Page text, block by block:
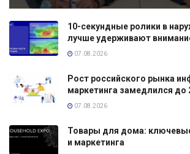
10-секундные ролики в
лучше удерживают
07.08.2026
Рост российского рынка
маркетинга замедлился до
07.08.2026
Товары для дома:
и маркетинга